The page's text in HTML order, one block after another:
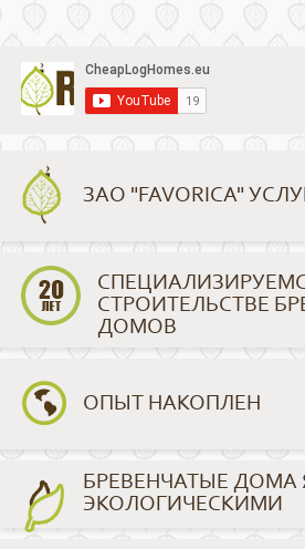
ЗАО "FAVORICA"
СТРОИТЕЛЬСТВЕ
ДОМОВ
ОПЫТ НАКОПЛЕН
БРЕВЕНЧАТЫЕ ДОМА
ЭКОЛОГИЧЕСКИМИ